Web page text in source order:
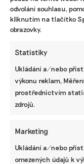
odvolání souhlasu,
kliknutím na tlačítko
obrazovky.
Statistiky
Ukládání a/nebo
výkonu reklam,
prostřednictvím
zdrojů.
Marketing
Ukládání a/nebo
omezených údajů k
NEJZAJÍMAVĚJŠÍ